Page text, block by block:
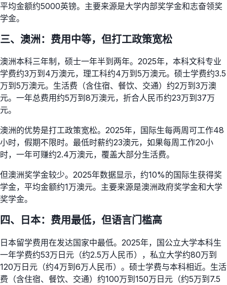
平均金额约5000英镑。主要来源是大学内部奖学金和志奋领奖
学金。
三、澳洲：费用中等，但打工政策宽松
澳洲本科三年制，硕士一年半到两年。2025年，本科文科专业
学费约3万到4万澳元，理工科约4万到5万澳元。硕士学费约3.5
万到5万澳元。生活费（含住宿、餐饮、交通）约2万到3万澳
元。一年总费用约5万到8万澳元，折合人民币约23万到37万
元。
澳洲的优势是打工政策宽松。2025年，国际生每两周可工作48
小时，假期不限时。最低时薪约23澳元，如果每周工作20小
时，一年可赚约2.4万澳元，覆盖大部分生活费。
但澳洲奖学金较少。2025年数据显示，约10%的国际生获得奖
学金，平均金额约1万澳元。主要来源是澳洲政府奖学金和大学
奖学金。
四、日本：费用最低，但语言门槛高
日本留学费用在发达国家中最低。2025年，国公立大学本科生
一年学费约53万日元（约2.5万人民币），私立大学约80万到
120万日元（约4万到6万人民币）。硕士学费与本科相近。生活
费（含住宿、餐饮、交通）约100万到150万日元（约5万到7.5